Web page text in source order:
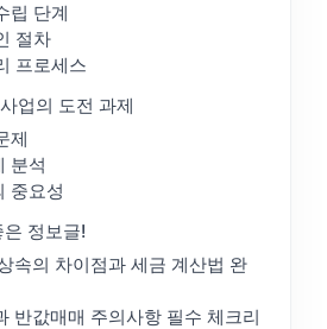
립 단계
절차
프로세스
업의 도전 과제
제
분석
중요성
정보글!
속의 차이점과 세금 계산법 완
반값매매 주의사항 필수 체크리